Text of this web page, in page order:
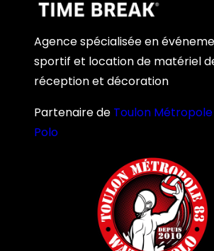
Agence spécialisée en
sportif et location de matériel
réception et décoration
Partenaire de Toulon
Polo